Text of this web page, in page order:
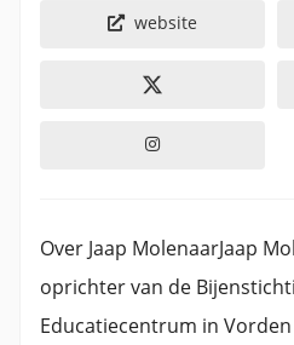
website
Over Jaap MolenaarJaap
oprichter van de
Educatiecentrum in